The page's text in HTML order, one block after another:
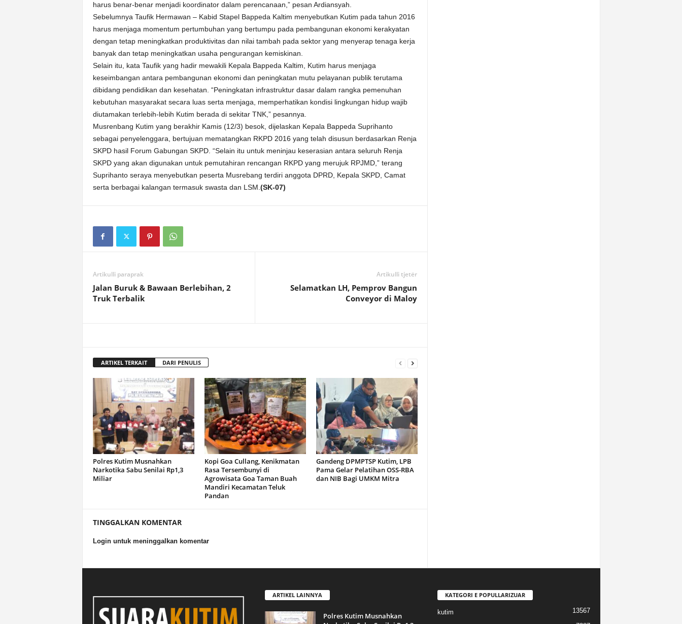
harus benar-benar menjadi koordinator dalam perencanaan,” pesan Ardiansyah.
Sebelumnya Taufik Hermawan – Kabid Stapel Bappeda Kaltim menyebutkan Kutim pada tahun 2016
harus menjaga momentum pertumbuhan yang bertumpu pada pembangunan ekonomi kerakyatan
dengan tetap meningkatkan produktivitas dan nilai tambah pada sektor yang menyerap tenaga kerja
banyak dan tetap meningkatkan usaha pengurangan kemiskinan.
Selain itu, kata Taufik yang hadir mewakili Kepala Bappeda Kaltim, Kutim harus menjaga
keseimbangan antara pembangunan ekonomi dan peningkatan mutu pelayanan publik terutama
dibidang pendidikan dan kesehatan. “Peningkatan infrastruktur dasar dalam rangka pemenuhan
kebutuhan masyarakat secara luas serta menjaga, memperhatikan kondisi lingkungan hidup wajib
diutamakan terlebih-lebih Kutim berada di sekitar TNK,” pesannya.
Musrenbang Kutim yang berakhir Kamis (12/3) besok, dijelaskan Kepala Bappeda Suprihanto
sebagai penyelenggara, bertujuan mematangkan RKPD 2016 yang telah disusun berdasarkan Renja
SKPD hasil Forum Gabungan SKPD. “Selain itu untuk meninjau keserasian antara seluruh Renja
SKPD yang akan digunakan untuk pemutahiran rencangan RKPD yang merujuk RPJMD,” terang
Suprihanto seraya menyebutkan peserta Musrebang terdiri anggota DPRD, Kepala SKPD, Camat
serta berbagai kalangan termasuk swasta dan LSM. (SK-07)
Artikulli paraprak
Jalan Buruk & Bawaan Berlebihan, 2
Truk Terbalik
Artikulli tjetër
Selamatkan LH, Pemprov Bangun
Conveyor di Maloy
ARTIKEL TERKAIT DARI PENULIS
Polres Kutim Musnahkan
Narkotika Sabu Senilai Rp1,3
Miliar
Kopi Goa Cullang, Kenikmatan
Rasa Tersembunyi di
Agrowisata Goa Taman Buah
Mandiri Kecamatan Teluk
Pandan
Gandeng DPMPTSP Kutim, LPB
Pama Gelar Pelatihan OSS-RBA
dan NIB Bagi UMKM Mitra
TINGGALKAN KOMENTAR
Login untuk meninggalkan komentar
ARTIKEL LAINNYA
Polres Kutim Musnahkan
KATEGORI E POPULLARIZUAR
kutim 13567